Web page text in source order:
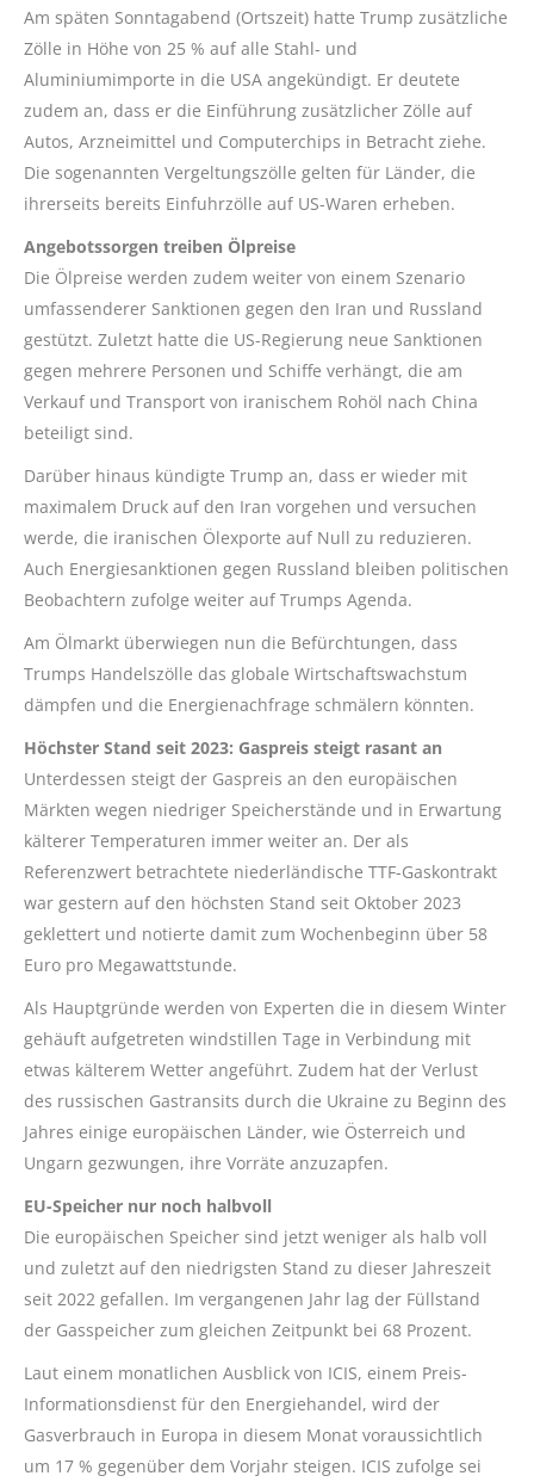
Am späten Sonntagabend (Ortszeit) hatte Trump zusätzliche
Zölle in Höhe von 25 % auf alle Stahl- und
Aluminiumimporte in die USA angekündigt. Er deutete
zudem an, dass er die Einführung zusätzlicher Zölle auf
Autos, Arzneimittel und Computerchips in Betracht ziehe.
Die sogenannten Vergeltungszölle gelten für Länder, die
ihrerseits bereits Einfuhrzölle auf US-Waren erheben.
Angebotssorgen treiben Ölpreise
Die Ölpreise werden zudem weiter von einem Szenario
umfassenderer Sanktionen gegen den Iran und Russland
gestützt. Zuletzt hatte die US-Regierung neue Sanktionen
gegen mehrere Personen und Schiffe verhängt, die am
Verkauf und Transport von iranischem Rohöl nach China
beteiligt sind.
Darüber hinaus kündigte Trump an, dass er wieder mit
maximalem Druck auf den Iran vorgehen und versuchen
werde, die iranischen Ölexporte auf Null zu reduzieren.
Auch Energiesanktionen gegen Russland bleiben politischen
Beobachtern zufolge weiter auf Trumps Agenda.
Am Ölmarkt überwiegen nun die Befürchtungen, dass
Trumps Handelszölle das globale Wirtschaftswachstum
dämpfen und die Energienachfrage schmälern könnten.
Höchster Stand seit 2023: Gaspreis steigt rasant an
Unterdessen steigt der Gaspreis an den europäischen
Märkten wegen niedriger Speicherstände und in Erwartung
kälterer Temperaturen immer weiter an. Der als
Referenzwert betrachtete niederländische TTF-Gaskontrakt
war gestern auf den höchsten Stand seit Oktober 2023
geklettert und notierte damit zum Wochenbeginn über 58
Euro pro Megawattstunde.
Als Hauptgründe werden von Experten die in diesem Winter
gehäuft aufgetreten windstillen Tage in Verbindung mit
etwas kälterem Wetter angeführt. Zudem hat der Verlust
des russischen Gastransits durch die Ukraine zu Beginn des
Jahres einige europäischen Länder, wie Österreich und
Ungarn gezwungen, ihre Vorräte anzuzapfen.
EU-Speicher nur noch halbvoll
Die europäischen Speicher sind jetzt weniger als halb voll
und zuletzt auf den niedrigsten Stand zu dieser Jahreszeit
seit 2022 gefallen. Im vergangenen Jahr lag der Füllstand
der Gasspeicher zum gleichen Zeitpunkt bei 68 Prozent.
Laut einem monatlichen Ausblick von ICIS, einem Preis-
Informationsdienst für den Energiehandel, wird der
Gasverbrauch in Europa in diesem Monat voraussichtlich
um 17 % gegenüber dem Vorjahr steigen. ICIS zufolge sei